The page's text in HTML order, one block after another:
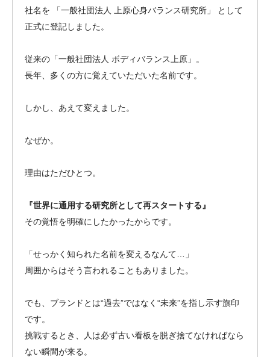
社名を 「一般社団法人 上原心身バランス研究所」 として
正式に登記しました。
従来の「一般社団法人 ボディバランス上原」。
長年、多くの方に覚えていただいた名前です。
しかし、あえて変えました。
なぜか。
理由はただひとつ。
『世界に通用する研究所として再スタートする』
その覚悟を明確にしたかったからです。
「せっかく知られた名前を変えるなんて…」
周囲からはそう言われることもありました。
でも、ブランドとは“過去”ではなく“未来”を指し示す旗印
です。
挑戦するとき、人は必ず古い看板を脱ぎ捨てなければなら
ない瞬間が来る。